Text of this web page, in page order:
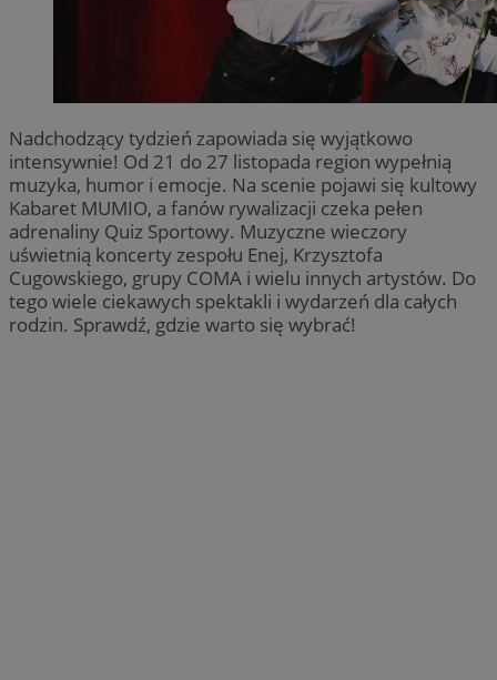
Nadchodzący tydzień zapowiada się wyjątkowo
intensywnie! Od 21 do 27 listopada region wypełnią
muzyka, humor i emocje. Na scenie pojawi się kultowy
Kabaret MUMIO, a fanów rywalizacji czeka pełen
adrenaliny Quiz Sportowy. Muzyczne wieczory
uświetnią koncerty zespołu Enej, Krzysztofa
Cugowskiego, grupy COMA i wielu innych artystów. Do
tego wiele ciekawych spektakli i wydarzeń dla całych
rodzin. Sprawdź, gdzie warto się wybrać!